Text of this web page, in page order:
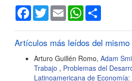
del
artículo
Facebook
TwitterEmail WhatsApp
Artículos más leídos del mismo
Arturo Guillén Romo, Adam
Trabajo , Problemas del
Latinoamericana de